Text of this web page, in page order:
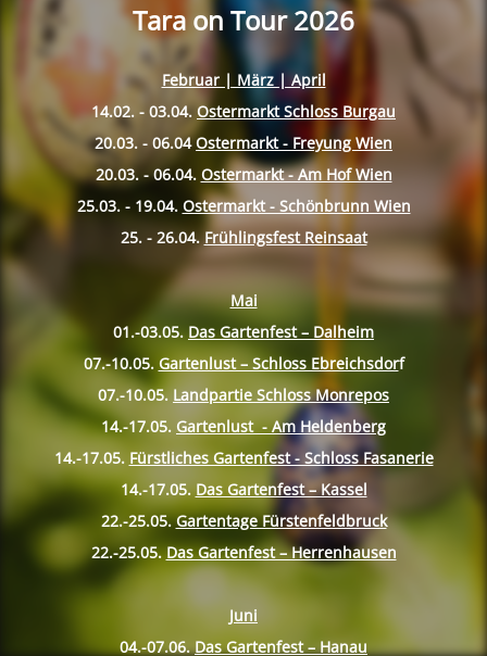
Tara on Tour 2026
Februar | März | April
14.02. - 03.04. Ostermarkt Schloss Burgau
20.03. - 06.04 Ostermarkt - Freyung Wien
20.03. - 06.04. Ostermarkt - Am Hof Wien
25.03. - 19.04. Ostermarkt - Schönbrunn Wien
25. - 26.04. Frühlingsfest Reinsaat
Mai
01.-03.05. Das Gartenfest – Dalheim
07.-10.05. Gartenlust – Schloss Ebreichsdorf
07.-10.05. Landpartie Schloss Monrepos
14.-17.05. Gartenlust - Am Heldenberg
14.-17.05. Fürstliches Gartenfest - Schloss Fasanerie
14.-17.05. Das Gartenfest – Kassel
22.-25.05. Gartentage Fürstenfeldbruck
22.-25.05. Das Gartenfest – Herrenhausen
Juni
04.-07.06. Das Gartenfest – Hanau